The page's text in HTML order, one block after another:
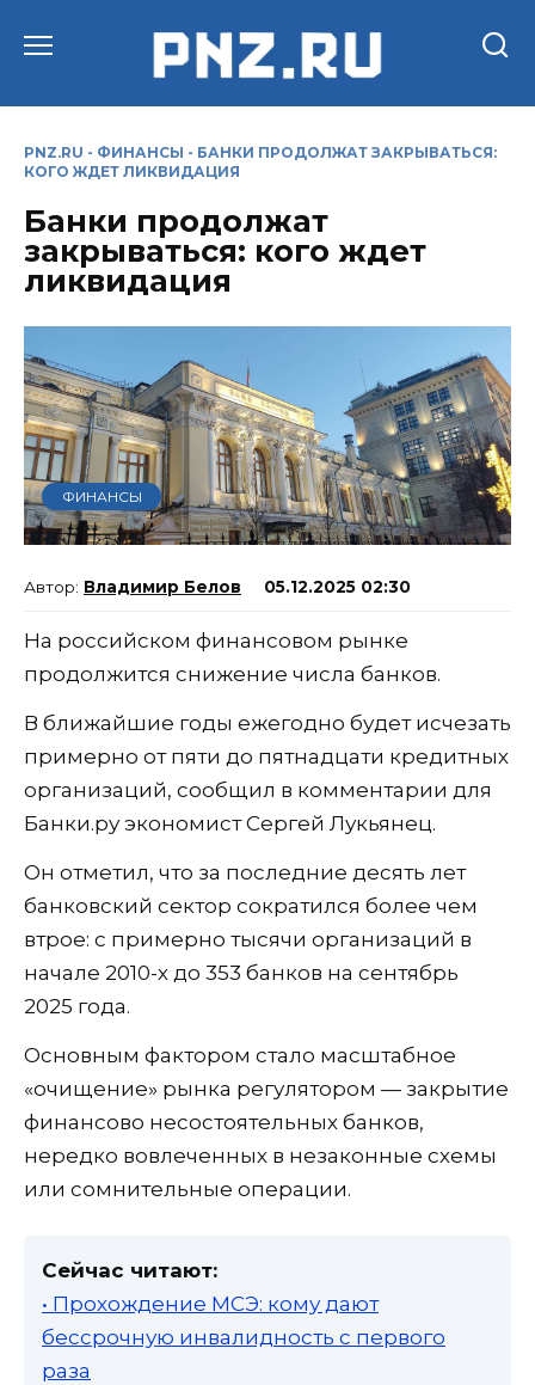
PNZ.RU - ФИНАНСЫ - БАНКИ ПРОДОЛЖАТ ЗАКРЫВАТЬСЯ:
КОГО ЖДЕТ ЛИКВИДАЦИЯ
Банки продолжат
закрываться: кого ждет
ликвидация
ФИНАНСЫ
Владимир Белов 05.12.2025 02:30
На российском финансовом рынке
продолжится снижение числа банков.
В ближайшие годы ежегодно будет исчезать
примерно от пяти до пятнадцати кредитных
организаций, сообщил в комментарии для
Банки.ру экономист Сергей Лукьянец.
Он отметил, что за последние десять лет
банковский сектор сократился более чем
втрое: с примерно тысячи организаций в
начале 2010-х до 353 банков на сентябрь
2025 года.
Основным фактором стало масштабное
«очищение» рынка регулятором — закрытие
финансово несостоятельных банков,
нередко вовлеченных в незаконные схемы
или сомнительные операции.
Сейчас читают:
• Прохождение МСЭ: кому дают
бессрочную инвалидность с первого
раза